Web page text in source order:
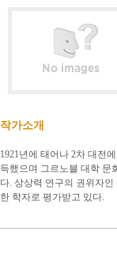
작가소개
1921년에 태어나 2차 대전
득했으며 그르노블 대학 문
다. 상상력 연구의 권위자
한 학자로 평가받고 있다.